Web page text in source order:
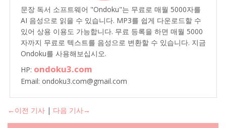
문장 독서 소프트웨어 "Ondoku"는 무료로 매월 5000자를
AI 음성으로 읽을 수 있습니다. MP3를 쉽게 다운로드할 수
있어 상용 이용도 가능합니다. 무료 등록을 하면 매월 5000
자까지 무료로 텍스트를 음성으로 변환할 수 있습니다. 지금
Ondoku를 사용해보십시오.
HP: ondoku3.com
Email: ondoku3.com@gmail.com
←이전 기사 | 다음 기사→